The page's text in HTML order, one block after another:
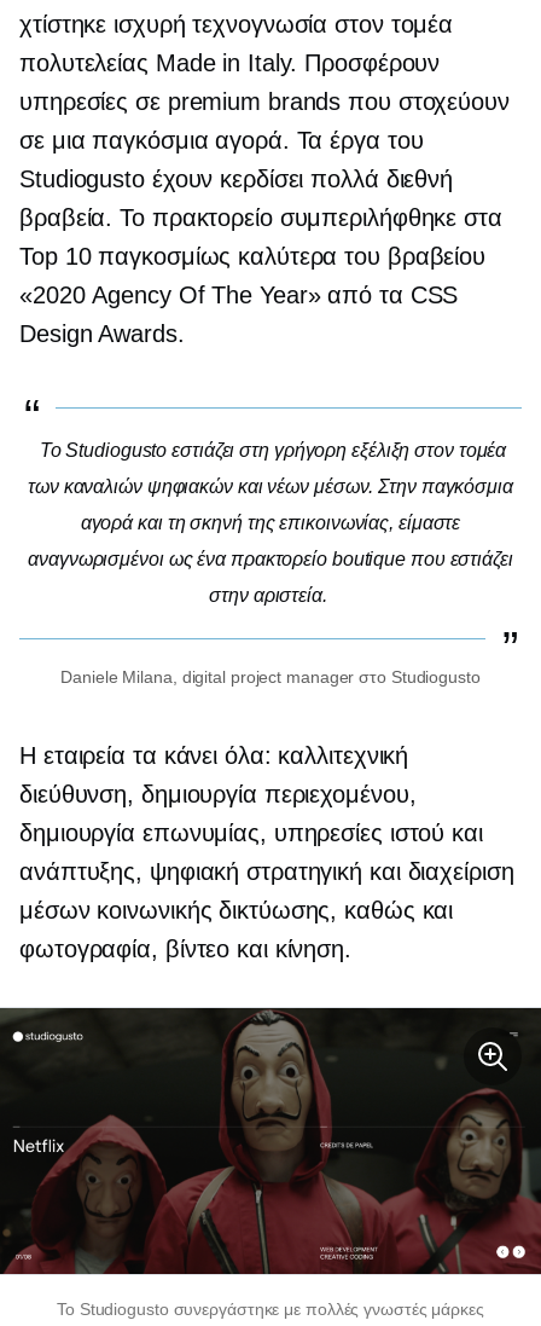
χτίστηκε ισχυρή τεχνογνωσία στον τομέα
πολυτελείας Made in Italy. Προσφέρουν
υπηρεσίες σε premium brands που στοχεύουν
σε μια παγκόσμια αγορά. Τα έργα του
Studiogusto έχουν κερδίσει πολλά διεθνή
βραβεία. Το πρακτορείο συμπεριλήφθηκε στα
Top 10 παγκοσμίως καλύτερα του βραβείου
«2020 Agency Of The Year» από τα CSS
Design Awards.
Το Studiogusto εστιάζει στη γρήγορη εξέλιξη στον τομέα
των καναλιών ψηφιακών και νέων μέσων. Στην παγκόσμια
αγορά και τη σκηνή της επικοινωνίας, είμαστε
αναγνωρισμένοι ως ένα πρακτορείο boutique που εστιάζει
στην αριστεία.
Daniele Milana, digital project manager στο Studiogusto
Η εταιρεία τα κάνει όλα: καλλιτεχνική
διεύθυνση, δημιουργία περιεχομένου,
δημιουργία επωνυμίας, υπηρεσίες ιστού και
ανάπτυξης, ψηφιακή στρατηγική και διαχείριση
μέσων κοινωνικής δικτύωσης, καθώς και
φωτογραφία, βίντεο και κίνηση.
Το Studiogusto συνεργάστηκε με πολλές γνωστές μάρκες